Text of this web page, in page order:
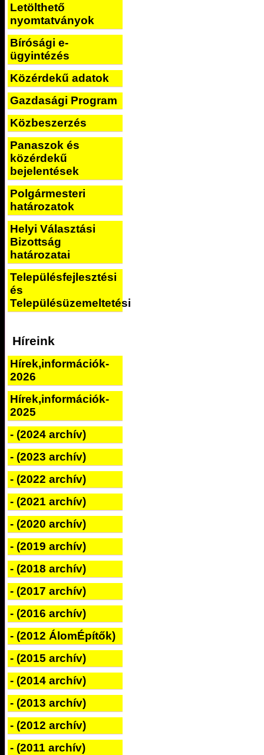
Letölthető
nyomtatványok
Bírósági e-
ügyintézés
Közérdekű adatok
Gazdasági Program
Közbeszerzés
Panaszok és
közérdekű
bejelentések
Polgármesteri
határozatok
Helyi Választási
Bizottság
határozatai
Településfejlesztési
és
Településüzemeltetési
Híreink
Hírek,információk-
2026
Hírek,információk-
2025
- (2024 archív)
- (2023 archív)
- (2022 archív)
- (2021 archív)
- (2020 archív)
- (2019 archív)
- (2018 archív)
- (2017 archív)
- (2016 archív)
- (2012 ÁlomÉpítők)
- (2015 archív)
- (2014 archív)
- (2013 archív)
- (2012 archív)
- (2011 archív)